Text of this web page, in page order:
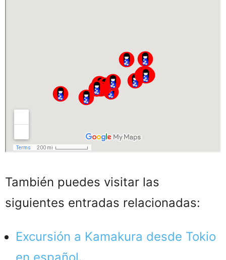
También puedes visitar las
siguientes entradas relacionadas:
Excursión a Kamakura desde Tokio